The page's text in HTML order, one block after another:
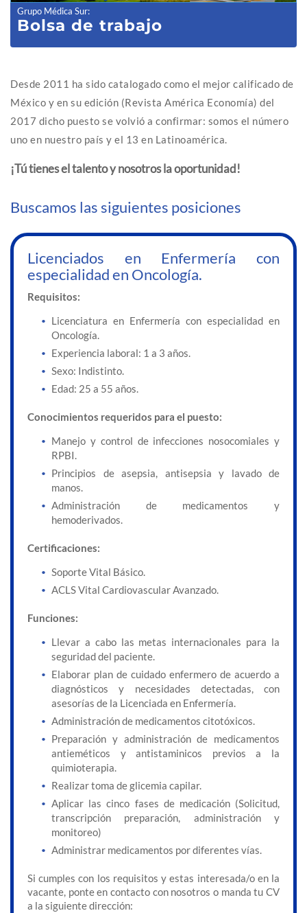
Grupo Médica Sur:
Bolsa de trabajo
Desde 2011 ha sido catalogado como el mejor calificado de
México y en su edición (Revista América Economía) del
2017 dicho puesto se volvió a confirmar: somos el número
uno en nuestro país y el 13 en Latinoamérica.
¡Tú tienes el talento y nosotros la oportunidad!
Buscamos las siguientes posiciones
Licenciados en Enfermería con
especialidad en Oncología.
Requisitos:
Licenciatura en Enfermería con especialidad en
Oncología.
Experiencia laboral: 1 a 3 años.
Sexo: Indistinto.
Edad: 25 a 55 años.
Conocimientos requeridos para el puesto:
Manejo y control de infecciones nosocomiales y
RPBI.
Principios de asepsia, antisepsia y lavado de
manos.
Administración de medicamentos y
hemoderivados.
Certificaciones:
Soporte Vital Básico.
ACLS Vital Cardiovascular Avanzado.
Funciones:
Llevar a cabo las metas internacionales para la
seguridad del paciente.
Elaborar plan de cuidado enfermero de acuerdo a
diagnósticos y necesidades detectadas, con
asesorías de la Licenciada en Enfermería.
Administración de medicamentos citotóxicos.
Preparación y administración de medicamentos
antieméticos y antistaminicos previos a la
quimioterapia.
Realizar toma de glicemia capilar.
Aplicar las cinco fases de medicación (Solicitud,
transcripción preparación, administración y
monitoreo)
Administrar medicamentos por diferentes vías.
Si cumples con los requisitos y estas interesada/o en la
vacante, ponte en contacto con nosotros o manda tu CV
a la siguiente dirección: